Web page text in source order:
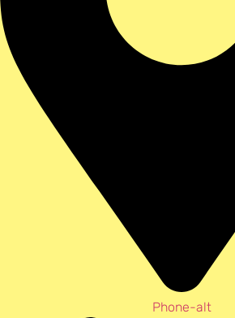
Phone-alt